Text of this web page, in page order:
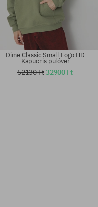
Dime Classic Small Logo HD
Kapucnis pulóver
52130 Ft32900 Ft